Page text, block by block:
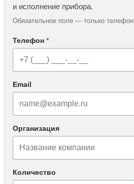
и исполнение прибора.
Обязательное поле — только телефон.
Телефон *
Email
Организация
Количество